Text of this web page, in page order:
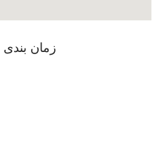
زمان